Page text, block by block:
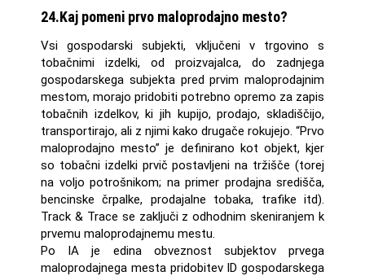
24.Kaj pomeni prvo maloprodajno mesto?
Vsi gospodarski subjekti, vključeni v trgovino s
tobačnimi izdelki, od proizvajalca, do zadnjega
gospodarskega subjekta pred prvim maloprodajnim
mestom, morajo pridobiti potrebno opremo za zapis
tobačnih izdelkov, ki jih kupijo, prodajo, skladiščijo,
transportirajo, ali z njimi kako drugače rokujejo. “Prvo
maloprodajno mesto” je definirano kot objekt, kjer
so tobačni izdelki prvič postavljeni na tržišče (torej
na voljo potrošnikom; na primer prodajna središča,
bencinske črpalke, prodajalne tobaka, trafike itd).
Track & Trace se zaključi z odhodnim skeniranjem k
prvemu maloprodajnemu mestu.
Po IA je edina obveznost subjektov prvega
maloprodajnega mesta pridobitev ID gospodarskega